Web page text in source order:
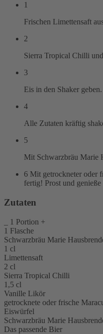
1
Frischen Limettensaft
2
Sierra Tropical Chilli
3
Eis in den Shaker geben.
4
Alle Zutaten kräftig
5
Mit Schwarzbräu Marie
6 Mit getrockneter oder
fertig! Prost und
Zutaten
1 Portion +
1 Flasche
Schwarzbräu Marie
1 cl
Limettensaft
2 cl
Sierra Tropical Chilli
1,5 cl
Vanille Likör
getrocknete oder frische
Eiswürfel
Schwarzbräu Marie
Das passende Bier